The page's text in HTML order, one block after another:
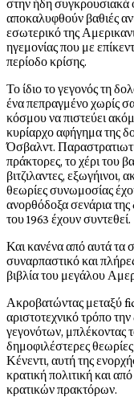
στην ήδη συγκρουσιακά
αποκαλυφθούν βαθιές
εσωτερικό της
ηγεμονίας που με
περίοδο κρίσης.
Το ίδιο το γεγονός τη
ένα πεπραγμένο χωρίς
κόσμου να πιστεύει
κυρίαρχο αφήγημα της
Όσβαλντ.
πράκτορες, το χέρι του
βιτζιλαντες,
θεωρίες συνωμοσίας
ανορθόδοξα σενάρια
του 1963 έχουν συντεθεί.
Και κανένα από αυτά τα
συναρπαστικό και
βιβλία του μεγάλου
Ακροβατώντας μεταξύ
αριστοτεχνικό τρόπο
γεγονότων, μπλέκοντας
δημοφιλέστερες
Κένεντι, αυτή της
κρατική πολιτική και
κρατικών πρακτόρων.